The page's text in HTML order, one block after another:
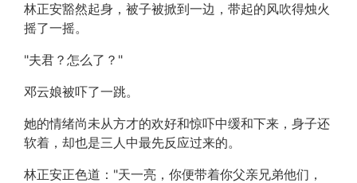
林正安豁然起身，被子被掀到一边，带起的风吹得烛火
摇了一摇。
"夫君？怎么了？"
邓云娘被吓了一跳。
她的情绪尚未从方才的欢好和惊吓中缓和下来，身子还
软着，却也是三人中最先反应过来的。
林正安正色道："天一亮，你便带着你父亲兄弟他们，